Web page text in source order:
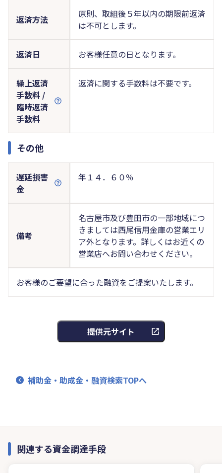
返済方法
原則、取組後５年以内の期限前返済
は不可とします。
返済日 お客様任意の日となります。
繰上返済
手数料 /
臨時返済
手数料
返済に関する手数料は不要です。
その他
遅延損害
金
年１４．６０％
備考
名古屋市及び豊田市の一部地域につ
きましては西尾信用金庫の営業エリ
ア外となります。詳しくはお近くの
営業店へお問い合わせください。
お客様のご要望に合った融資をご提案いたします。
提供元サイト
補助金・助成金・融資検索TOPへ
関連する資金調達手段